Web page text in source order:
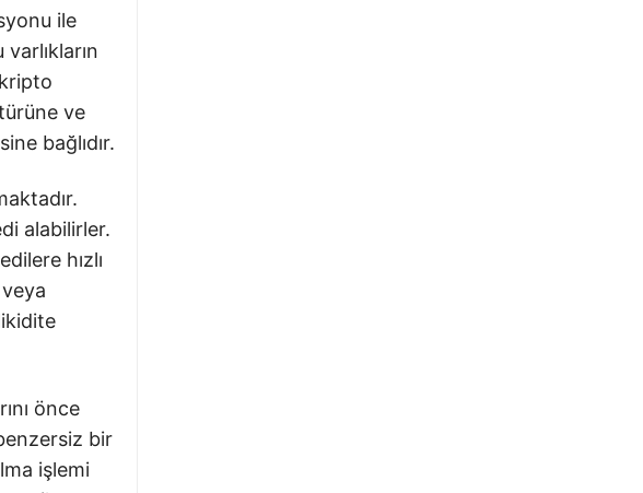
ile
ve
bağlıdır.
alabilirler.
hızlı
önce
bir
işlemi